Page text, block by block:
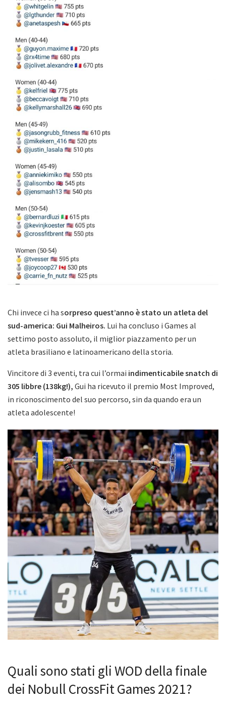
Chi invece ci ha sorpreso quest’anno è stato un atleta del
sud-america: Gui Malheiros. Lui ha concluso i Games al
settimo posto assoluto, il miglior piazzamento per un
atleta brasiliano e latinoamericano della storia.
Vincitore di 3 eventi, tra cui l’ormai indimenticabile snatch di
305 libbre (138kg!), Gui ha ricevuto il premio Most Improved,
in riconoscimento del suo percorso, sin da quando era un
atleta adolescente!
Quali sono stati gli WOD della finale
dei Nobull CrossFit Games 2021?